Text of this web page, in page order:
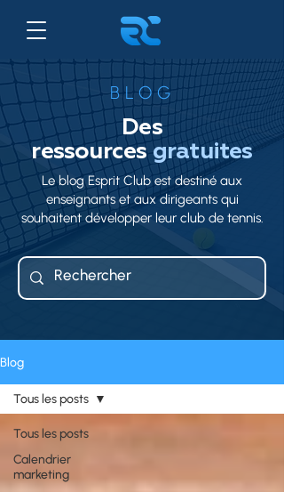
BLOG
Des
ressourcesgratuites
Le blog Esprit Club est destiné aux
enseignants et aux dirigeants qui
souhaitent développer leur club de tennis.
Blog
Tous les posts
Calendrier
marketing
Tous les posts